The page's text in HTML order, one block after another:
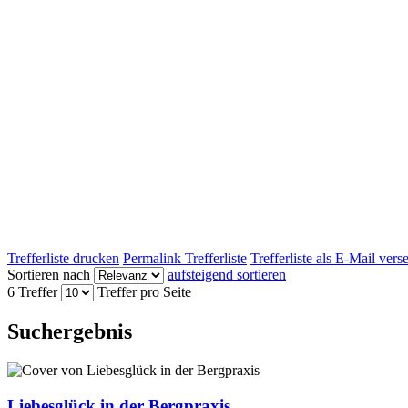
Trefferliste drucken Permalink Trefferliste Trefferliste als E-Mail
Sortieren nach
aufsteigend sortieren
6 Treffer
Treffer pro Seite
Suchergebnis